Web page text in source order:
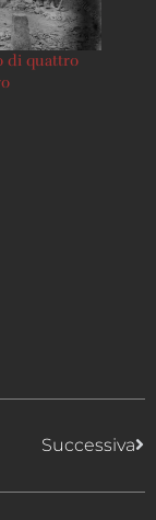
di quattro
Successiva